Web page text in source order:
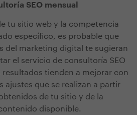
SEO mensual
tu sitio web y la competencia
específico, es probable que
del marketing digital te sugieran
el servicio de consultoría SEO
resultados tienden a mejorar con
ajustes que se realizan a partir
de tu sitio y de la
disponible.